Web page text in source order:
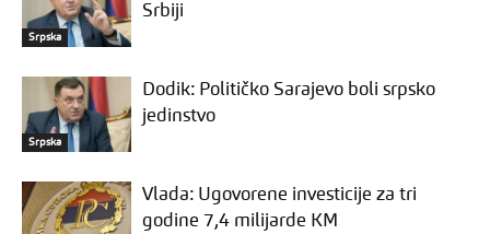
Srpska
Srbiji
Srpska
Dodik: Političko Sarajevo boli srpsko
jedinstvo
Vlada: Ugovorene investicije za tri
godine 7,4 milijarde KM